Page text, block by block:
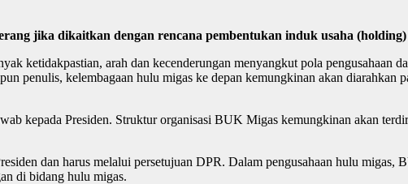
jika dikaitkan dengan rencana pembentukan induk usaha
ketidakpastian, arah dan kecenderungan menyangkut pola pengusahaan
penulis, kelembagaan hulu migas ke depan kemungkinan akan diarahkan
kepada Presiden. Struktur organisasi BUK Migas kemungkinan akan
dan harus melalui persetujuan DPR. Dalam pengusahaan hulu migas,
di bidang hulu migas.